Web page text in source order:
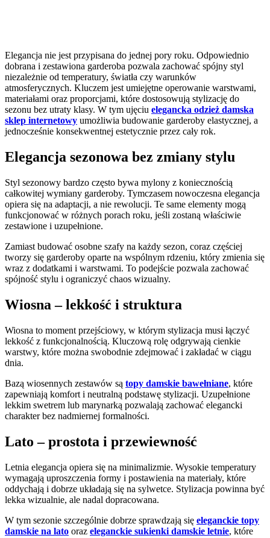
Elegancja nie jest przypisana do jednej pory roku. Odpowiednio
dobrana i zestawiona garderoba pozwala zachować spójny styl
niezależnie od temperatury, światła czy warunków
atmosferycznych. Kluczem jest umiejętne operowanie warstwami,
materiałami oraz proporcjami, które dostosowują stylizację do
sezonu bez utraty klasy. W tym ujęciu elegancka odzież damska
sklep internetowy umożliwia budowanie garderoby elastycznej, a
jednocześnie konsekwentnej estetycznie przez cały rok.
Elegancja sezonowa bez zmiany stylu
Styl sezonowy bardzo często bywa mylony z koniecznością
całkowitej wymiany garderoby. Tymczasem nowoczesna elegancja
opiera się na adaptacji, a nie rewolucji. Te same elementy mogą
funkcjonować w różnych porach roku, jeśli zostaną właściwie
zestawione i uzupełnione.
Zamiast budować osobne szafy na każdy sezon, coraz częściej
tworzy się garderoby oparte na wspólnym rdzeniu, który zmienia się
wraz z dodatkami i warstwami. To podejście pozwala zachować
spójność stylu i ograniczyć chaos wizualny.
Wiosna – lekkość i struktura
Wiosna to moment przejściowy, w którym stylizacja musi łączyć
lekkość z funkcjonalnością. Kluczową rolę odgrywają cienkie
warstwy, które można swobodnie zdejmować i zakładać w ciągu
dnia.
Bazą wiosennych zestawów są topy damskie bawełniane, które
zapewniają komfort i neutralną podstawę stylizacji. Uzupełnione
lekkim swetrem lub marynarką pozwalają zachować elegancki
charakter bez nadmiernej formalności.
Lato – prostota i przewiewność
Letnia elegancja opiera się na minimalizmie. Wysokie temperatury
wymagają uproszczenia formy i postawienia na materiały, które
oddychają i dobrze układają się na sylwetce. Stylizacja powinna być
lekka wizualnie, ale nadal dopracowana.
W tym sezonie szczególnie dobrze sprawdzają się eleganckie topy
damskie na lato oraz eleganckie sukienki damskie letnie, które